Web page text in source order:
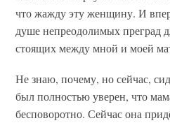
что жажду эту женщину. И
душе непреодолимых преград
стоящих между мной и моей
Не знаю, почему, но сейчас,
был полностью уверен, что
бесповоротно. Сейчас она